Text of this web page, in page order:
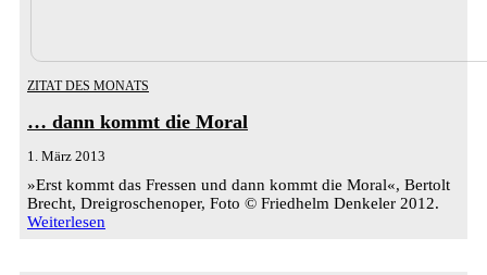
ZITAT DES MONATS
… dann kommt die Moral
1. März 2013
»Erst kommt das Fressen und dann kommt die Moral«, Bertolt
Brecht, Dreigroschenoper, Foto © Friedhelm Denkeler 2012.
Weiterlesen